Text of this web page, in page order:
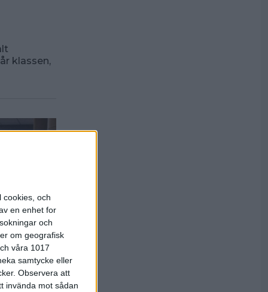
cookies, och
en enhet for
och
om geografisk
våra 1017
samtycke eller
Observera att
invända mot sådan
klassen,